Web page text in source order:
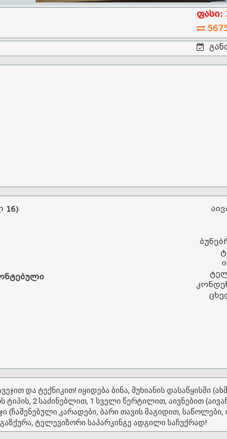
ფასი:
16)
ტიპის, 2 საძინებლით, 1 სველი წერტილით, აივნებით
(ჩაშენებული კარადები, ბარი თავის მაგიდით,
ტექნიკა: მაცივარი, სარეცხის მანქანა, გაზქურა, ტელევიზორი საპარკინგე ადგილი საჩუქრად!